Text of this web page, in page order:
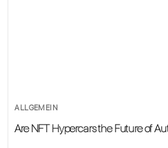
ALLGEMEIN
Are NFT Hypercars the Future of